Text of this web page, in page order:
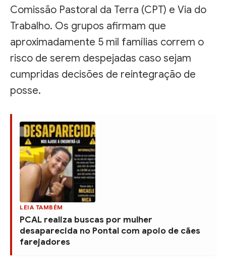
Comissão Pastoral da Terra (CPT) e Via do
Trabalho. Os grupos afirmam que
aproximadamente 5 mil famílias correm o
risco de serem despejadas caso sejam
cumpridas decisões de reintegração de
posse.
LEIA TAMBÉM
PCAL realiza buscas por mulher
desaparecida no Pontal com apoio de cães
farejadores